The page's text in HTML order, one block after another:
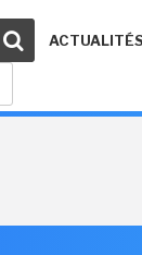
ACTUALITÉS